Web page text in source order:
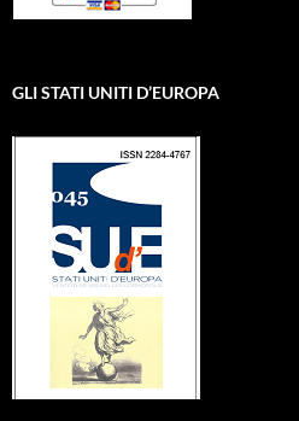
GLI STATI UNITI D’EUROPA